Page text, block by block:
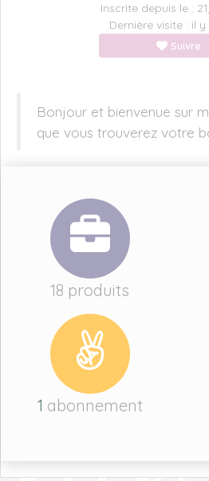
Inscrite depuis le :
Dernière visite : il
Suivre
Bonjour et bienvenue sur
que vous trouverez votre
18 produits
1 abonnement